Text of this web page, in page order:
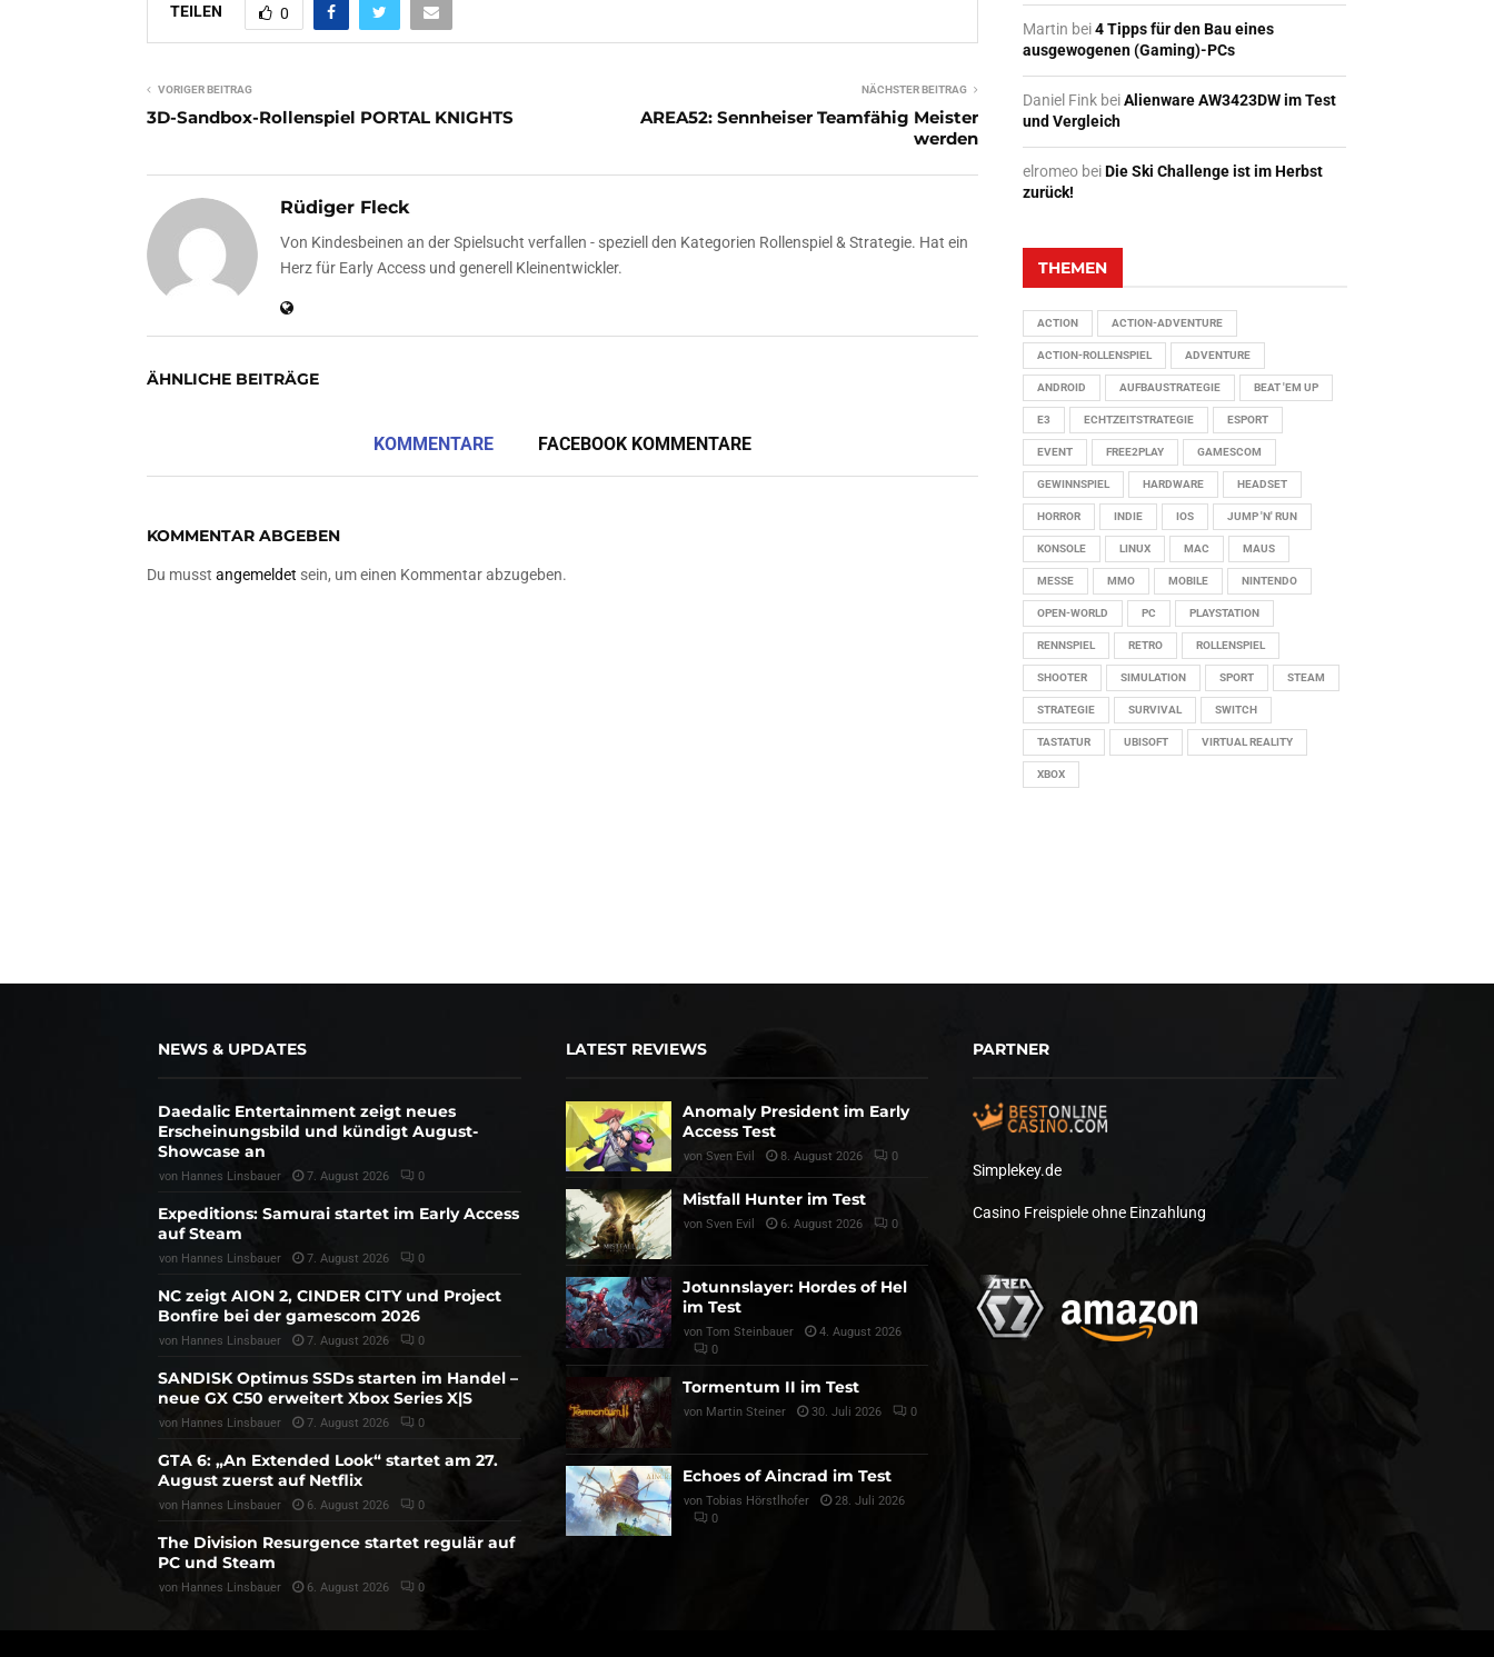
TEILEN 0
VORIGER BEITRAG
3D-Sandbox-Rollenspiel PORTAL KNIGHTS
NÄCHSTER BEITRAG
AREA52: Sennheiser Teamfähig Meister
werden
Rüdiger Fleck
Von Kindesbeinen an der Spielsucht verfallen - speziell den Kategorien Rollenspiel & Strategie. Hat ein
Herz für Early Access und generell Kleinentwickler.
ÄHNLICHE BEITRÄGE
KOMMENTARE FACEBOOK KOMMENTARE
KOMMENTAR ABGEBEN
Du musst angemeldet sein, um einen Kommentar abzugeben.
Martin bei4 Tipps für den Bau eines
ausgewogenen (Gaming)-PCs
Daniel Fink beiAlienware AW3423DW im Test
und Vergleich
elromeo beiDie Ski Challenge ist im Herbst
zurück!
THEMEN
ACTION ACTION-ADVENTURE
ACTION-ROLLENSPIEL ADVENTURE
ANDROID AUFBAUSTRATEGIE BEAT 'EM UP
E3 ECHTZEITSTRATEGIE ESPORT
EVENT FREE2PLAY GAMESCOM
GEWINNSPIEL HARDWARE HEADSET
HORROR INDIE IOS JUMP 'N' RUN
KONSOLE LINUX MAC MAUS
MESSE MMO MOBILE NINTENDO
OPEN-WORLD PC PLAYSTATION
RENNSPIEL RETRO ROLLENSPIEL
SHOOTER SIMULATION SPORT STEAM
STRATEGIE SURVIVAL SWITCH
TASTATUR UBISOFT VIRTUAL REALITY
XBOX
NEWS & UPDATES
Daedalic Entertainment zeigt neues
Erscheinungsbild und kündigt August-
Showcase an
von Hannes Linsbauer 7. August 2026 0
Expeditions: Samurai startet im Early Access
auf Steam
von Hannes Linsbauer 7. August 2026 0
NC zeigt AION 2, CINDER CITY und Project
Bonfire bei der gamescom 2026
von Hannes Linsbauer 7. August 2026 0
SANDISK Optimus SSDs starten im Handel –
neue GX C50 erweitert Xbox Series X|S
von Hannes Linsbauer 7. August 2026 0
GTA 6: „An Extended Look“ startet am 27.
August zuerst auf Netflix
von Hannes Linsbauer 6. August 2026 0
The Division Resurgence startet regulär auf
PC und Steam
von Hannes Linsbauer 6. August 2026 0
LATEST REVIEWS
Anomaly President im Early
Access Test
von Sven Evil 8. August 2026 0
Mistfall Hunter im Test
von Sven Evil 6. August 2026 0
Jotunnslayer: Hordes of Hel
im Test
von Tom Steinbauer
4. August 2026
0
Tormentum II im Test
von Martin Steiner 30. Juli 2026 0
Echoes of Aincrad im Test
von Tobias Hörstlhofer
28. Juli 2026
0
PARTNER
Simplekey.de
Casino Freispiele ohne Einzahlung